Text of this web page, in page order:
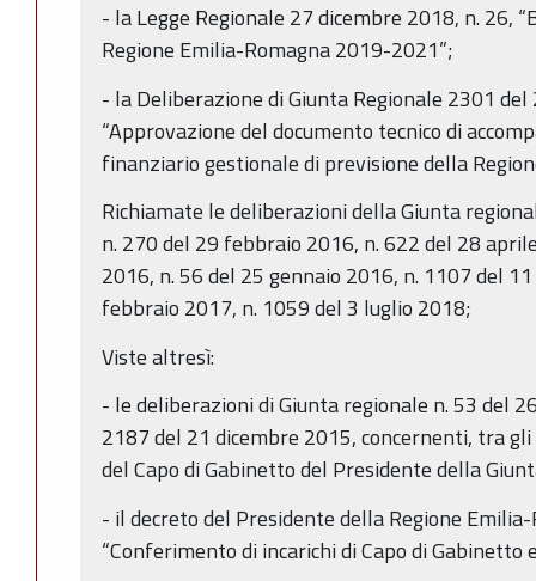
- la Legge Regionale 27 dicembre 2018, n. 26,
Regione Emilia-Romagna 2019-2021”;
- la Deliberazione di Giunta Regionale 2301
“Approvazione del documento tecnico di
finanziario gestionale di previsione della
Richiamate le deliberazioni della Giunta
n. 270 del 29 febbraio 2016, n. 622 del 28
2016, n. 56 del 25 gennaio 2016, n. 1107 del
febbraio 2017, n. 1059 del 3 luglio 2018;
Viste altresì:
- le deliberazioni di Giunta regionale n. 53 del
2187 del 21 dicembre 2015, concernenti, tra
del Capo di Gabinetto del Presidente della
- il decreto del Presidente della Regione
“Conferimento di incarichi di Capo di Gabinetto